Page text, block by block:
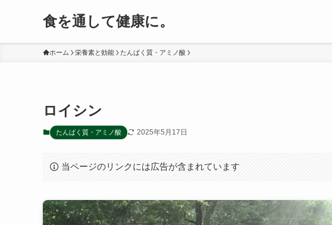
食を通して健康に。
ホーム 栄養素と効能 たんぱく質・アミノ酸
ロイシン
たんぱく質・アミノ酸 2025年5月17日
当ページのリンクには広告が含まれています